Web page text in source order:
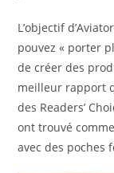
L’objectif
pouvez « porter
de créer des
meilleur rapport
des Readers’
ont trouvé
avec des poches